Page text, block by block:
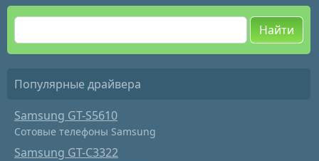
Найти
Популярные драйвера
Samsung GT-S5610
Сотовые телефоны Samsung
Samsung GT-C3322